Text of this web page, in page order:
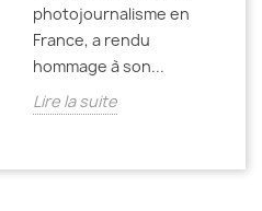
photojournalisme en
France, a rendu
hommage à son...
Lire la suite